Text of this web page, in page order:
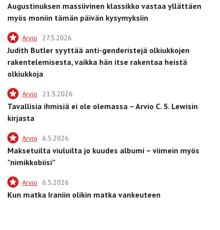
Augustinuksen massiivinen klassikko vastaa yllättäen
myös moniin tämän päivän kysymyksiin
Arvio 27.5.2026
Judith Butler syyttää anti-genderistejä olkiukkojen
rakentelemisesta, vaikka hän itse rakentaa heistä
olkiukkoja
Arvio 21.5.2026
Tavallisia ihmisiä ei ole olemassa – Arvio C. S. Lewisin
kirjasta
Arvio 6.5.2026
Maksetuilta viuluilta jo kuudes albumi – viimein myös
”nimikkobiisi”
Arvio 6.5.2026
Kun matka Iraniin olikin matka vankeuteen